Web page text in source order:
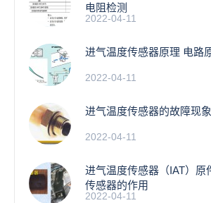
电阻检测
2022-04-11
进气温度传感器原理 电路
2022-04-11
进气温度传感器的故障现象
2022-04-11
进气温度传感器（IAT）原
传感器的作用
2022-04-11